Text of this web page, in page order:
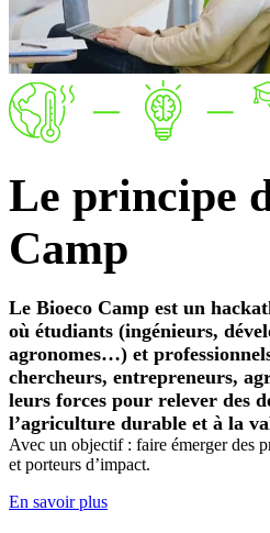
Le principe
Camp
Le Bioeco Camp est un
où étudiants (ingénieurs,
agronomes…) et
chercheurs, entrepreneurs,
leurs forces pour relever des
l’agriculture durable et à la
Avec un objectif : faire émerger des
et porteurs d’impact.
En savoir plus